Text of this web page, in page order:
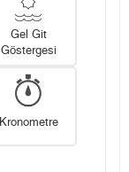
Gel Git
Göstergesi
Kronometre